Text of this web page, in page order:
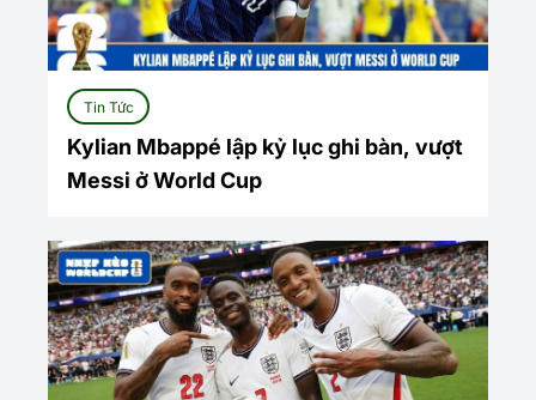
Tin Tức
Kylian Mbappé lập kỷ lục ghi bàn, vượt
Messi ở World Cup